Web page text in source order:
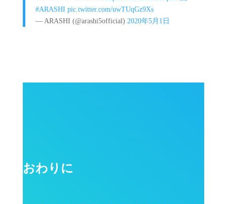
#ARASHI pic.twitter.com/uwTUqGz9Xs
— ARASHI (@arashi5official) 2020年5月1日
おわりに